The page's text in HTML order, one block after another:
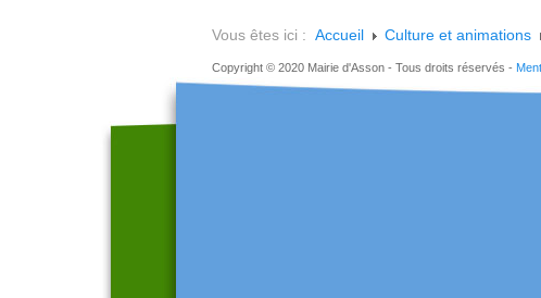
Vous êtes ici : Accueil Culture et animations
Copyright © 2020 Mairie d'Asson - Tous droits réservés -